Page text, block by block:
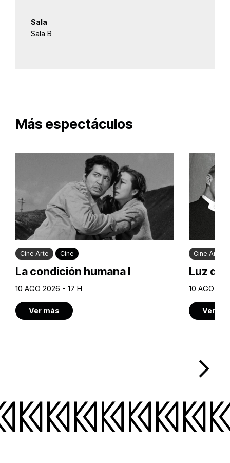
Sala
Sala B
Más espectáculos
Cine Arte Cine
La condición humana I
10 AGO 2026 - 17 H
Ver más
Cine Arte
Luz de
10 AGO
Ver
arrow_forward_ios